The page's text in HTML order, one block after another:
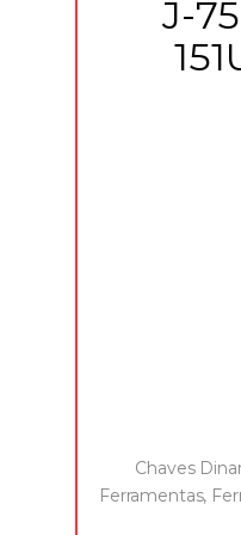
J-
Chaves
Ferramentas,